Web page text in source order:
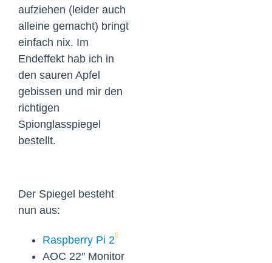
aufziehen (leider auch
alleine gemacht) bringt
einfach nix. Im
Endeffekt hab ich in
den sauren Apfel
gebissen und mir den
richtigen
Spionglasspiegel
bestellt.
Der Spiegel besteht
nun aus:
Raspberry Pi 2
AOC 22″ Monitor